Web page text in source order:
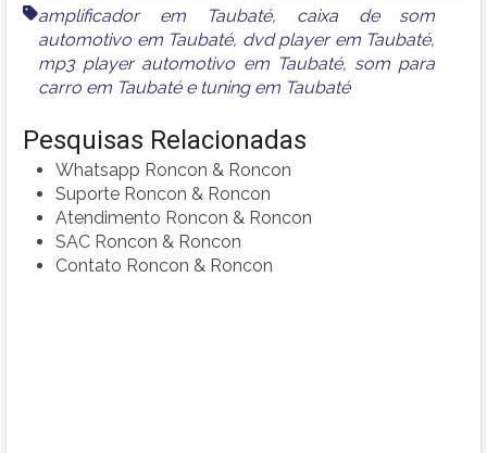
amplificador em Taubaté, caixa de som
automotivo em Taubaté, dvd player em Taubaté,
mp3 player automotivo em Taubaté, som para
carro em Taubatée tuning em Taubaté
Pesquisas Relacionadas
Whatsapp Roncon & Roncon
Suporte Roncon & Roncon
Atendimento Roncon & Roncon
SAC Roncon & Roncon
Contato Roncon & Roncon